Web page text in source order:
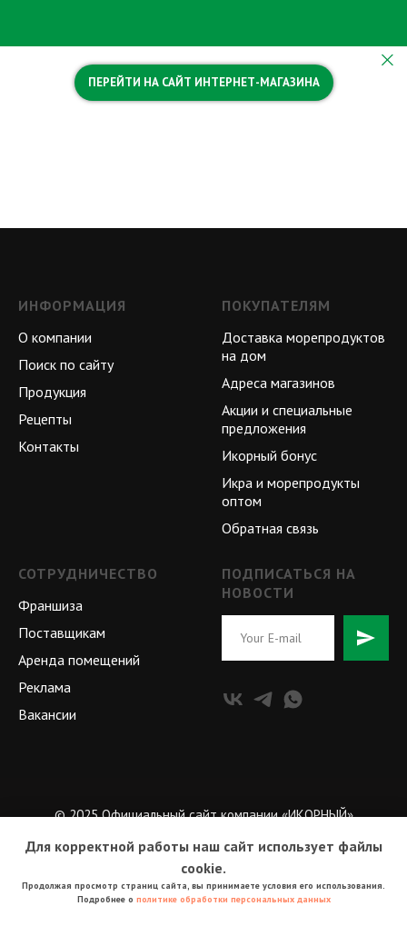
ПЕРЕЙТИ НА САЙТ ИНТЕРНЕТ-МАГАЗИНА
ИНФОРМАЦИЯ
О компании
Поиск по сайту
Продукция
Рецепты
Контакты
ПОКУПАТЕЛЯМ
Доставка морепродуктов
на дом
Адреса магазинов
Акции и специальные
предложения
Икорный бонус
Икра и морепродукты
оптом
Обратная связь
СОТРУДНИЧЕСТВО
Франшиза
Поставщикам
Аренда помещений
Реклама
Вакансии
ПОДПИСАТЬСЯ НА
НОВОСТИ
© 2025 Официальный сайт компании «ИКОРНЫЙ»
Политика обработки персональных данных
Для корректной работы наш сайт использует файлы
cookie.
Продолжая просмотр страниц сайта, вы принимаете условия его использования.
Подробнее о политике обработки персональных данных